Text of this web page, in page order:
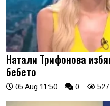
Натали Трифонова
бебето
05 Aug 11:50 0